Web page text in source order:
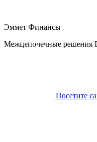
Эммет Финансы
Межцепочечные решения
Посетите